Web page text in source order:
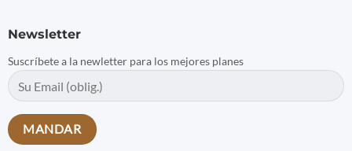
Newsletter
Suscríbete a la newletter para los mejores planes